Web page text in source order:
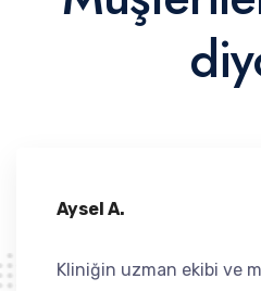
Aysel A.
Kliniğin uzman ekibi ve